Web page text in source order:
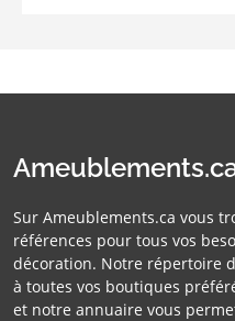
Sur Ameublements.ca vous
références pour tous vos
décoration. Notre répertoire
à toutes vos boutiques
et notre annuaire vous